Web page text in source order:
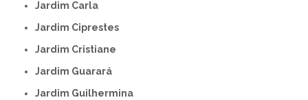
Jardim Carla
Jardim Ciprestes
Jardim Cristiane
Jardim Guarará
Jardim Guilhermina